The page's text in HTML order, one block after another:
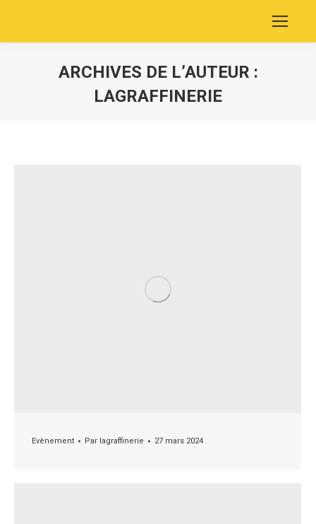
ARCHIVES DE L’AUTEUR :
LAGRAFFINERIE
Evènement Par lagraffinerie 27 mars 2024